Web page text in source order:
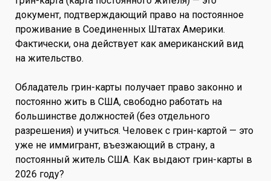
документ, подтверждающий право на постоянное
проживание в Соединенных Штатах Америки.
Фактически, она действует как американский вид
на жительство.
Обладатель грин-карты получает право законно и
постоянно жить в США, свободно работать на
большинстве должностей (без отдельного
разрешения) и учиться. Человек с грин-картой — это
уже не иммигрант, въезжающий в страну, а
постоянный житель США. Как выдают грин-карты в
2026 году?